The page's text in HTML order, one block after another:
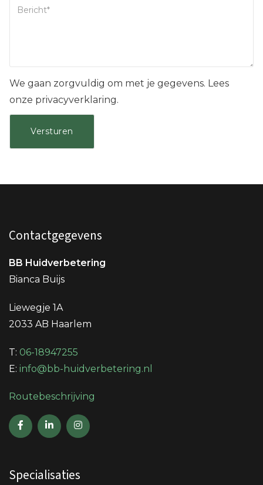
We gaan zorgvuldig om met je gegevens. Lees
onze privacyverklaring.
Contactgegevens
BB Huidverbetering
Bianca Buijs
Liewegje 1A
2033 AB Haarlem
T: 06-18947255
E: info@bb-huidverbetering.nl
Routebeschrijving
Specialisaties